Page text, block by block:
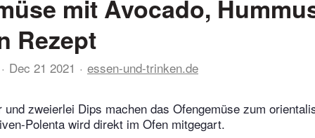
mit Avocado,
Rezept
Dec 21 2021 essen-und-trinken.de
und zweierlei Dips machen das Ofengemüse zum
Polenta wird direkt im Ofen mitgegart.